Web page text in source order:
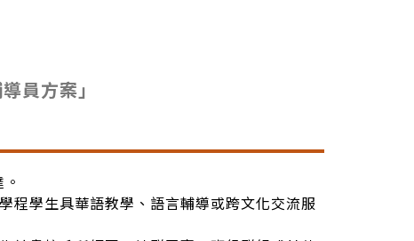
員方案」
程學生具華語教學、語言輔導或跨文化交流服